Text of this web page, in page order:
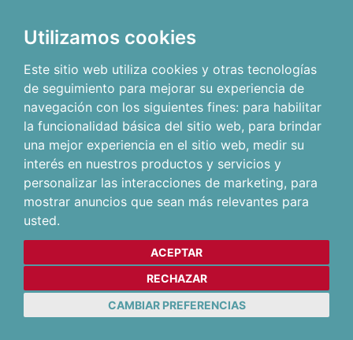
Utilizamos cookies
Este sitio web utiliza cookies y otras tecnologías
de seguimiento para mejorar su experiencia de
navegación con los siguientes fines: para habilitar
la funcionalidad básica del sitio web, para brindar
una mejor experiencia en el sitio web, medir su
interés en nuestros productos y servicios y
personalizar las interacciones de marketing, para
mostrar anuncios que sean más relevantes para
usted.
ACEPTAR
RECHAZAR
CAMBIAR PREFERENCIAS